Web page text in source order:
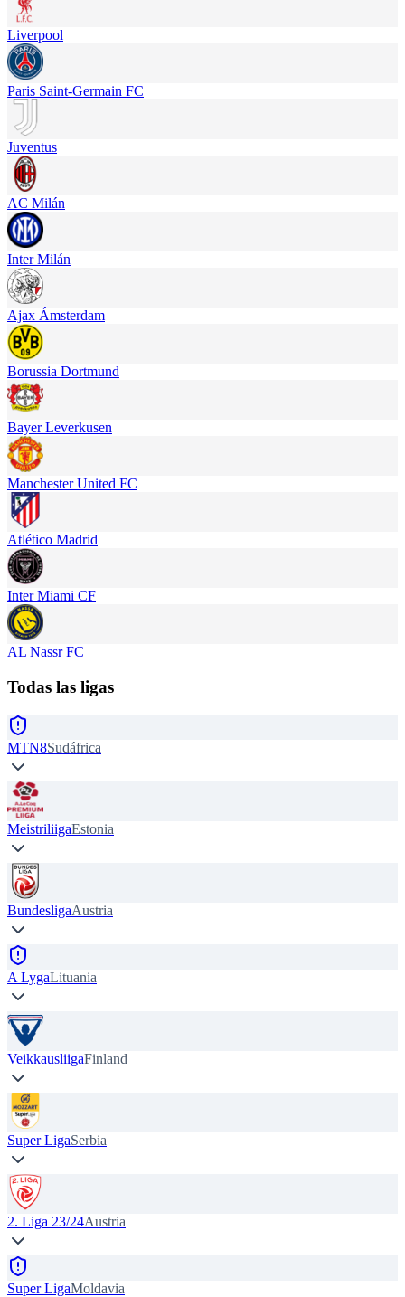
Liverpool
Paris Saint-Germain FC
Juventus
AC Milán
Inter Milán
Ajax Ámsterdam
Borussia Dortmund
Bayer Leverkusen
Manchester United FC
Atlético Madrid
Inter Miami CF
AL Nassr FC
Todas las ligas
MTN8Sudáfrica
MeistriliigaEstonia
BundesligaAustria
A LygaLituania
VeikkausliigaFinland
Super LigaSerbia
2. Liga 23/24Austria
Super LigaMoldavia